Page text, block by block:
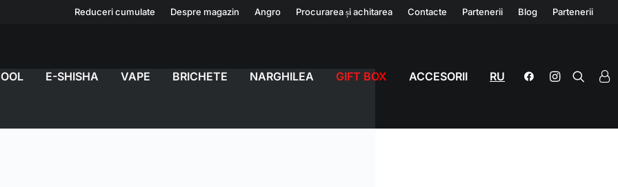
Reduceri cumulate Despre magazin Angro Procurarea și achitarea Contacte Partenerii Blog Partenerii
E-SHISHA VAPE BRICHETE NARGHILEA GIFT BOX ACCESORII RU